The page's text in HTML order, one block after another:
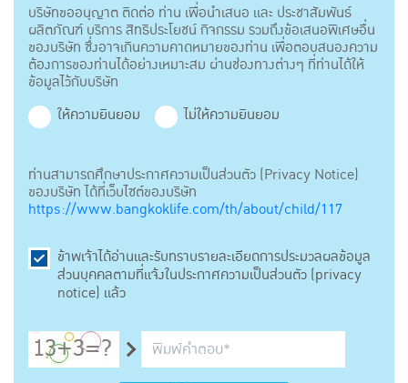
บริษัทขออนุญาต ติดต่อ ท่าน เพื่อนำเสนอ และ ประชาสัมพันธ์
ผลิตภัณฑ์ บริการ สิทธิประโยชน์ กิจกรรม รวมถึงข้อเสนอพิเศษอื่น
ของบริษัท ซึ่งอาจเกินความคาดหมายของท่าน เพื่อตอบสนองความ
ต้องการของท่านได้อย่างเหมาะสม ผ่านช่องทางต่างๆ ที่ท่านได้ให้
ข้อมูลไว้กับบริษัท
ให้ความยินยอม
ไม่ให้ความยินยอม
ท่านสามารถศึกษาประกาศความเป็นส่วนตัว (Privacy Notice)
ของบริษัท ได้ที่เว็บไซต์ของบริษัท
https://www.bangkoklife.com/th/about/child/117
ข้าพเจ้าได้อ่านและรับทราบรายละเอียดการประมวลผลข้อมูล
ส่วนบุคคลตามที่แจ้งในประกาศความเป็นส่วนตัว (privacy
notice) แล้ว